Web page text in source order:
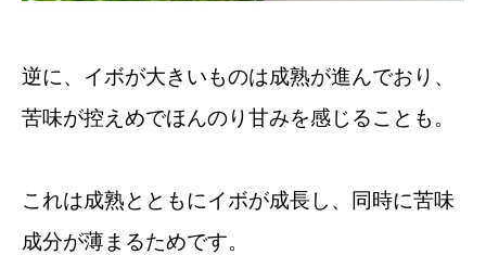
逆に、イボが大きいものは成熟が進んでおり、
苦味が控えめでほんのり甘みを感じることも。
これは成熟とともにイボが成長し、同時に苦味
成分が薄まるためです。